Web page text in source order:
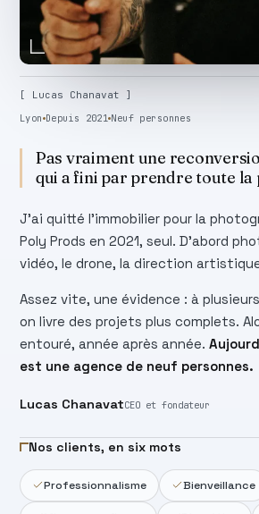
[ Lucas Chanavat ]
Lyon Depuis 2021 Neuf personnes
Pas vraiment une
qui a fini par prendre toute la
J'ai quitté l'immobilier pour la
Poly Prods en 2021, seul. D'abord
vidéo, le drone, la direction
Assez vite, une évidence : à
on livre des projets plus complets.
entouré, année après année.
est une agence de neuf personnes.
Lucas ChanavatCEO et fondateur
Nos clients, en six mots
Professionnalisme Bienveillance